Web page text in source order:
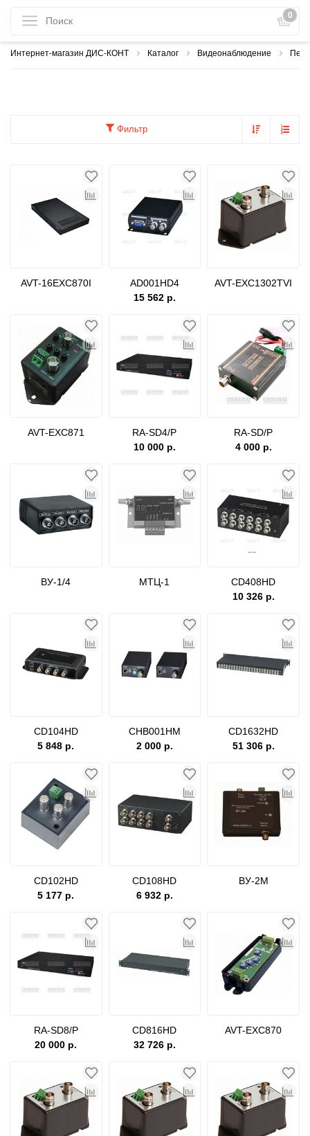
0
Интернет-магазин ДИС-КОНТ Каталог Видеонаблюдение
Фильтр
AVT-16EXC870I
AD001HD4
15 562 р.
AVT-EXC1302TVI
AVT-EXC871
RA-SD4/P
10 000 р.
RA-SD/P
4 000 р.
ВУ-1/4 МТЦ-1
CD408HD
10 326 р.
CD104HD
5 848 р.
CHB001HM
2 000 р.
CD1632HD
51 306 р.
CD102HD
5 177 р.
CD108HD
6 932 р.
ВУ-2М
RA-SD8/P
20 000 р.
CD816HD
32 726 р.
AVT-EXC870